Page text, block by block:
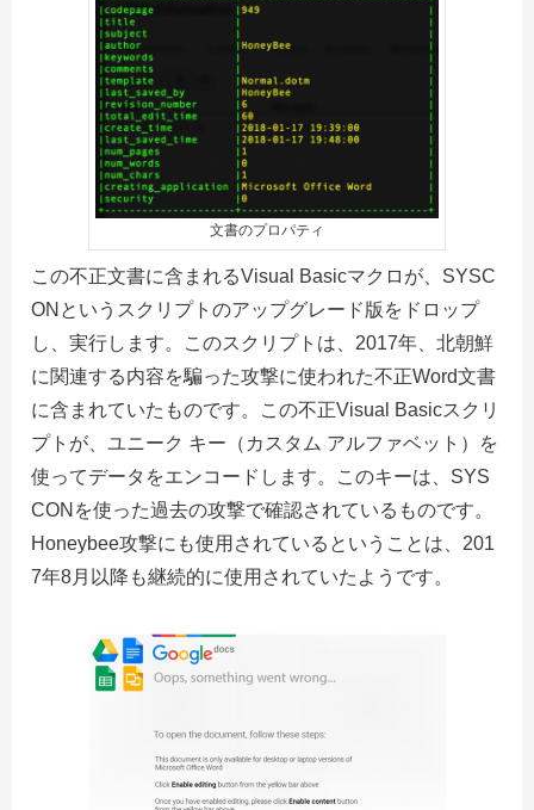
文書のプロパティ
この不正文書に含まれるVisual Basicマクロが、SYSC
ONというスクリプトのアップグレード版をドロップ
し、実行します。このスクリプトは、2017年、北朝鮮
に関連する内容を騙った攻撃に使われた不正Word文書
に含まれていたものです。この不正Visual Basicスクリ
プトが、ユニーク キー（カスタム アルファベット）を
使ってデータをエンコードします。このキーは、SYS
CONを使った過去の攻撃で確認されているものです。
Honeybee攻撃にも使用されているということは、201
7年8月以降も継続的に使用されていたようです。